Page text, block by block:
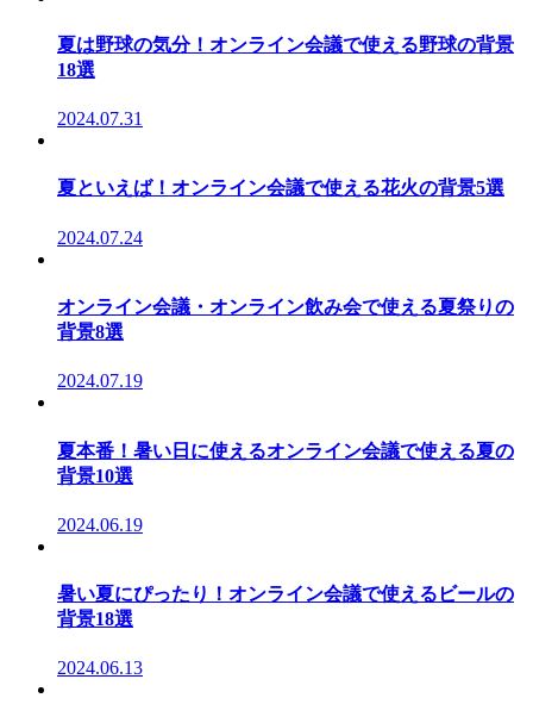
夏は野球の気分！オンライン会議で使える野球の背景
18選
2024.07.31
夏といえば！オンライン会議で使える花火の背景5選
2024.07.24
オンライン会議・オンライン飲み会で使える夏祭りの
背景8選
2024.07.19
夏本番！暑い日に使えるオンライン会議で使える夏の
背景10選
2024.06.19
暑い夏にぴったり！オンライン会議で使えるビールの
背景18選
2024.06.13